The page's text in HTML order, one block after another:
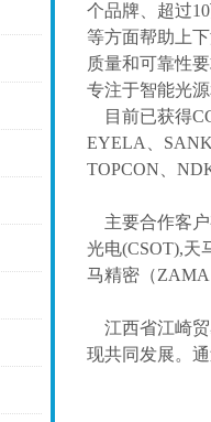
个品牌、超过
等方面帮助上
质量和可靠性
专注于智能光
目前已获得
EYELA、
TOPCON、
主要合作客
光电(CSOT),天
马精密（
江西省江崎
现共同发展。